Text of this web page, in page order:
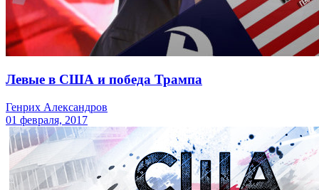
Левые в США и победа Трампа
Генрих Александров
01 февраля, 2017